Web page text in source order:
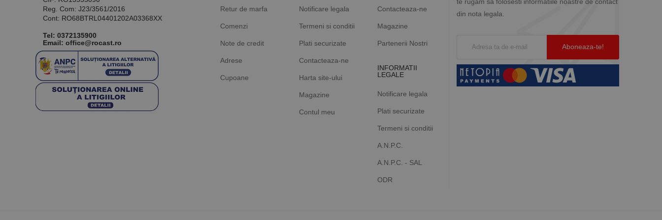
Reg. Com: J23/3561/2016
Cont: RO68BTRL04401202A03368XX
Tel: 0372135900
Email: office@rocast.ro
Retur de marfa
Comenzi
Note de credit
Adrese
Cupoane
Notificare legala
Termeni si conditii
Plati securizate
Contacteaza-ne
Harta site-ului
Magazine
Contul meu
Contacteaza-ne
Magazine
Partenerii Nostri
INFORMATII
LEGALE
Notificare legala
Plati securizate
Termeni si conditii
A.N.P.C.
A.N.P.C. - SAL
ODR
din nota legala.